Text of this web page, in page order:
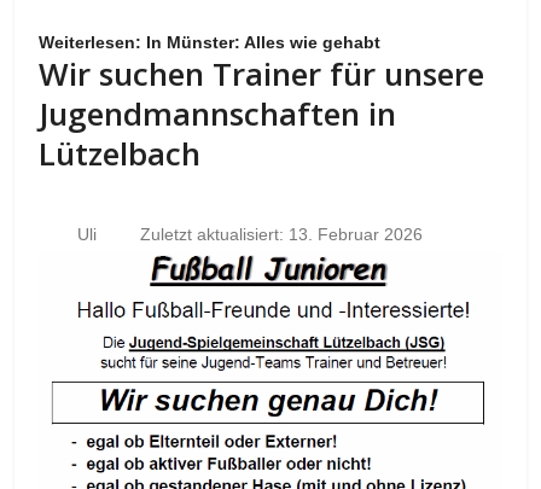
Weiterlesen: In Münster: Alles wie gehabt
Wir suchen Trainer für unsere
Jugendmannschaften in
Lützelbach
Uli Zuletzt aktualisiert: 13. Februar 2026